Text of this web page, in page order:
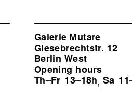
Galerie Mutare
Giesebrechtstr. 12
Berlin West
Opening hours
Th–Fr 13–18h, Sa